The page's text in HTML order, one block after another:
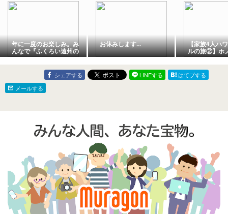
年に一度のお楽しみ。み
んなで『ふくろい遠州の
花火』へ
お休みします... 【家族4人ハ
ルの旅②】ホ
に到着！ドキ
審査
シェアする LINEする
はてブする
メールする